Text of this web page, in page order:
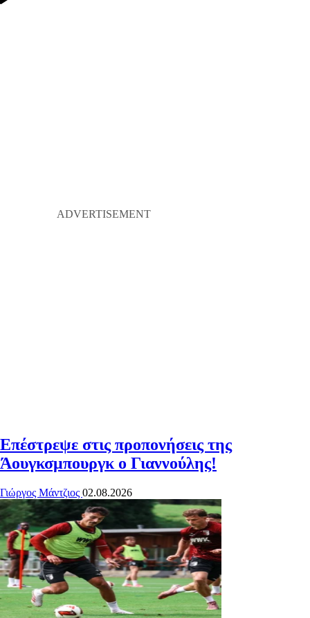
Επέστρεψε στις προπονήσεις της
Άουγκσμπουργκ ο Γιαννούλης!
Γιώργος Μάντζιος 02.08.2026